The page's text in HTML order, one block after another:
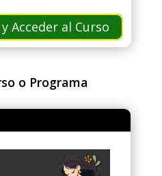
Acceder al Curso
o Programa